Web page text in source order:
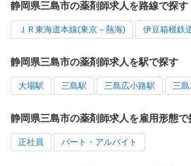
静岡県三島市の薬剤師求人を路線で探す
ＪＲ東海道本線(東京－熱海) 伊豆箱根鉄
静岡県三島市の薬剤師求人を駅で探す
大場駅 三島駅 三島広小路駅 三
静岡県三島市の薬剤師求人を雇用形態で
正社員 パート・アルバイト